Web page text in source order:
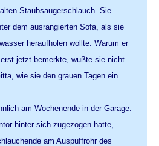
Staubsaugerschlauch. Sie
dem ausrangierten Sofa, als sie
heraufholen wollte. Warum er
jetzt bemerkte, wußte sie nicht.
wie sie den grauen Tagen ein
am Wochenende in der Garage.
hinter sich zugezogen hatte,
am Auspuffrohr des